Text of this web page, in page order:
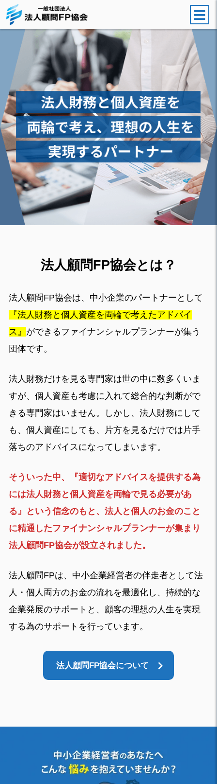
法人顧問FP協会とは？
法人顧問FP協会は、中小企業のパートナーとして
『法人財務と個人資産を両輪で考えたアドバイ
ス』 ができるファイナンシャルプランナーが集う
団体です。
法人財務だけを見る専門家は世の中に数多くいま
すが、個人資産も考慮に入れて総合的な判断がで
きる専門家はいません。しかし、法人財務にして
も、個人資産にしても、片方を見るだけでは片手
落ちのアドバイスになってしまいます。
そういった中、『適切なアドバイスを提供する為
には法人財務と個人資産を両輪で見る必要があ
る』という信念のもと、法人と個人のお金のこと
に精通したファイナンシャルプランナーが集まり
法人顧問FP協会が設立されました。
法人顧問FPは、中小企業経営者の伴走者として法
人・個人両方のお金の流れを最適化し、持続的な
企業発展のサポートと、顧客の理想の人生を実現
する為のサポートを行っています。
法人顧問FP協会について